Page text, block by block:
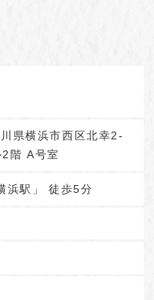
県横浜市西区北幸2-
階 A号室
浜駅」 徒歩5分